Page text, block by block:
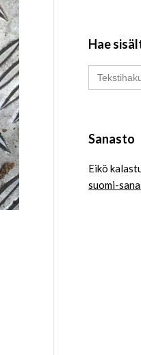
Hae
Search
for:
Sanasto
Eikö
suomi-